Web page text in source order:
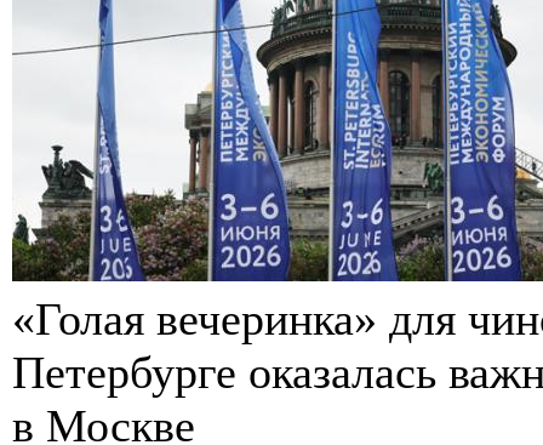
«Голая вечеринка» для
Петербурге оказалась
в Москве